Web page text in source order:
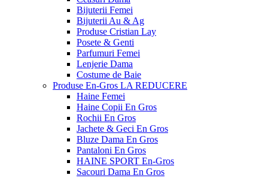
Bijuterii Femei
Bijuterii Au & Ag
Produse Cristian Lay
Posete & Genti
Parfumuri Femei
Lenjerie Dama
Costume de Baie
Produse En-Gros LA REDUCERE
Haine Femei
Haine Copii En Gros
Rochii En Gros
Jachete & Geci En Gros
Bluze Dama En Gros
Pantaloni En Gros
HAINE SPORT En-Gros
Sacouri Dama En Gros